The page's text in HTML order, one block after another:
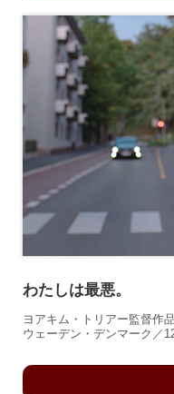
わたしは最悪。
ヨアキム・トリアー監督作
ウェーデン・デンマーク／